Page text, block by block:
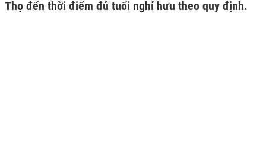
Thọ đến thời điểm đủ tuổi nghỉ hưu theo quy định.